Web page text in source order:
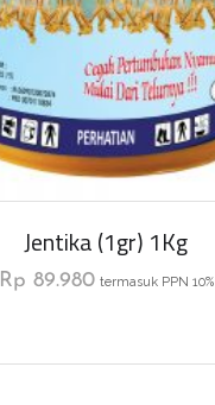
Jentika (1gr) 1Kg
Rp 89.980 termasuk PPN 10%